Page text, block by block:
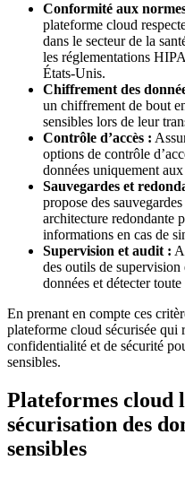
Conformité aux
plateforme cloud
dans le secteur de la
les réglementations
États-Unis.
Chiffrement des
un chiffrement de bout
sensibles lors de leur
Contrôle d’accès :
options de contrôle
données uniquement
Sauvegardes et
propose des
architecture redondante
informations en cas de
Supervision et audit :
des outils de supervision
données et détecter
En prenant en compte ces
plateforme cloud sécurisée qui
confidentialité et de sécurité
sensibles.
Plateformes cloud
sécurisation des
sensibles